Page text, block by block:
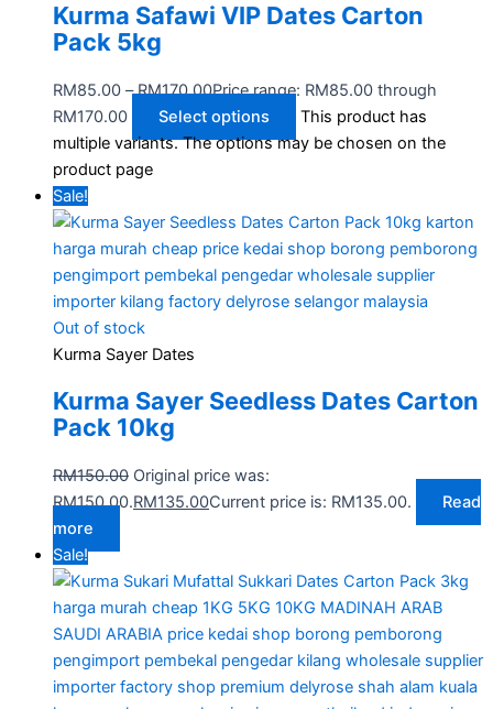
Kurma Safawi VIP Dates Carton
Pack 5kg
RM85.00 – RM170.00Price range: RM85.00 through
RM170.00
Select options
This product has
multiple variants. The options may be chosen on the
product page
Sale!
Out of stock
Kurma Sayer Dates
Kurma Sayer Seedless Dates Carton
Pack 10kg
RM150.00 Original price was:
RM150.00.RM135.00Current price is: RM135.00.
Read
more
Sale!